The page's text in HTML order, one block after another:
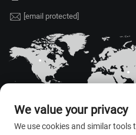
[email protected]
We value your privacy
We use cookies and similar tools